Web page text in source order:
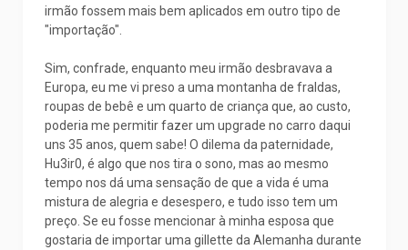
irmão fossem mais bem aplicados em outro tipo de
"importação".
Sim, confrade, enquanto meu irmão desbravava a
Europa, eu me vi preso a uma montanha de fraldas,
roupas de bebê e um quarto de criança que, ao custo,
poderia me permitir fazer um upgrade no carro daqui
uns 35 anos, quem sabe! O dilema da paternidade,
Hu3ir0, é algo que nos tira o sono, mas ao mesmo
tempo nos dá uma sensação de que a vida é uma
mistura de alegria e desespero, e tudo isso tem um
preço. Se eu fosse mencionar à minha esposa que
gostaria de importar uma gillette da Alemanha durante